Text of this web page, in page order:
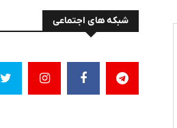
شبکه های اجتماعی